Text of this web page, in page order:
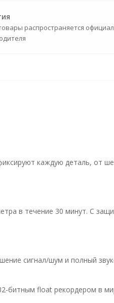
распространяется
каждую деталь, от
в течение 30 минут. С
сигнал/шум и полный
битным float рекордером в